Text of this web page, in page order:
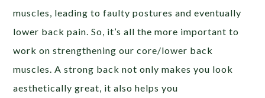
muscles, leading to faulty postures and eventually
lower back pain. So, it’s all the more important to
work on strengthening our core/lower back
muscles. A strong back not only makes you look
aesthetically great, it also helps you